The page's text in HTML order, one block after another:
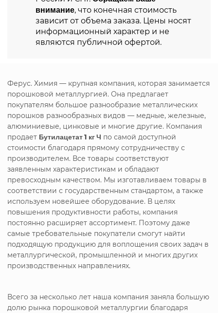
внимание, что конечная стоимость
зависит от объема заказа. Цены носят
информационный характер и не
являются публичной офертой.
Ферус. Химия — крупная компания, которая занимается
порошковой металлургией. Она предлагает
покупателям большое разнообразие металлических
порошков разнообразных видов — медные, железные,
алюминиевые, цинковые и многие другие. Компания
продает Бутилацетат 1 кг Ч по самой доступной
стоимости благодаря прямому сотрудничеству с
производителем. Все товары соответствуют
заявленным характеристикам и обладают
превосходным качеством. Мы изготавливаем товары в
соответствии с государственным стандартом, а также
используем новейшее оборудование. В целях
повышения продуктивности работы, компания
постоянно расширяет ассортимент. Поэтому даже
самые требовательные покупатели смогут найти
подходящую продукцию для воплощения своих задач в
металлургической, промышленной и многих других
производственных направлениях.
Всего за несколько лет наша компания заняла большую
долю рынка порошковой металлургии благодаря